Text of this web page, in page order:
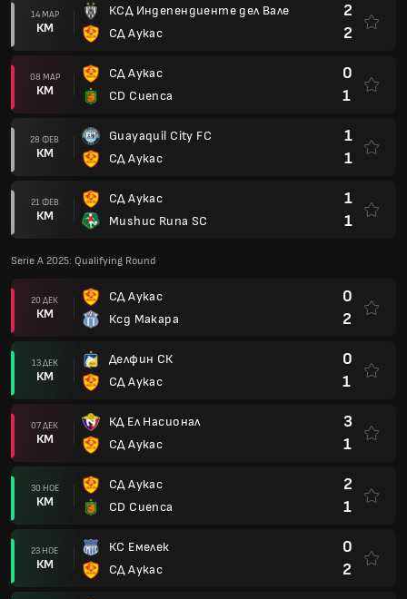
14 МАР
КМ
КСД Индепендиенте дел Вале
СД Аукас
2
2
08 МАР
КМ
СД Аукас
CD Cuenca
0
1
28 ФЕВ
КМ
Guayaquil City FC
СД Аукас
1
1
21 ФЕВ
КМ
СД Аукас
Mushuc Runa SC
1
1
Serie A 2025: Qualifying Round
20 ДЕК
КМ
СД Аукас
Ксд Макара
0
2
13 ДЕК
КМ
Делфин СК
СД Аукас
0
1
07 ДЕК
КМ
КД Ел Насионал
СД Аукас
3
1
30 НОЕ
КМ
СД Аукас
CD Cuenca
2
1
23 НОЕ
КМ
КС Емелек
СД Аукас
0
2